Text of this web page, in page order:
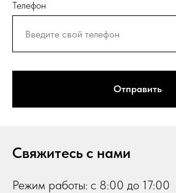
Телефон
Отправить
Свяжитесь с нами
Режим работы: с 8:00 до 17:00